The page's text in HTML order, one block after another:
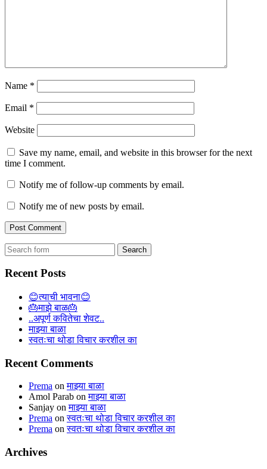
Name *
Email *
Website
Save my name, email, and website in this browser for the next
time I comment.
Notify me of follow-up comments by email.
Notify me of new posts by email.
Search
for:
Recent Posts
😊त्याची भावना😊
🎂माझे बाळ🎂
..अपूर्ण कवितेचा शेवट..
माझ्या बाळा
स्वतःचा थोडा विचार करशील का
Recent Comments
Prema onमाझ्या बाळा
Amol Parab onमाझ्या बाळा
Sanjay onमाझ्या बाळा
Prema onस्वतःचा थोडा विचार करशील का
Prema onस्वतःचा थोडा विचार करशील का
Archives